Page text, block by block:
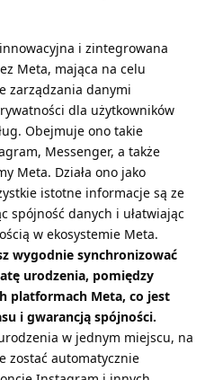
i zintegrowana
Meta, mająca na celu
zarządzania danymi
dla użytkowników
Obejmuje ono takie
Messenger, a także
Meta. Działa ono jako
istotne informacje są ze
spójność danych i ułatwiając
w ekosystemie Meta.
wygodnie synchronizować
urodzenia, pomiędzy
platformach Meta, co jest
i gwarancją spójności.
w jednym miejscu, na
zostać automatycznie